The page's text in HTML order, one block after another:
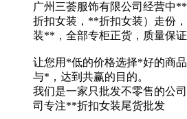
广州三荟服饰有限公司经营中
折扣女装，**折扣女装）走份
装**，全部专柜正货，质量保证
让您用*低的价格选择*好的商
与*，达到共赢的目的。
我们是一家只批发不零售的公
司专注**折扣女装尾货批发